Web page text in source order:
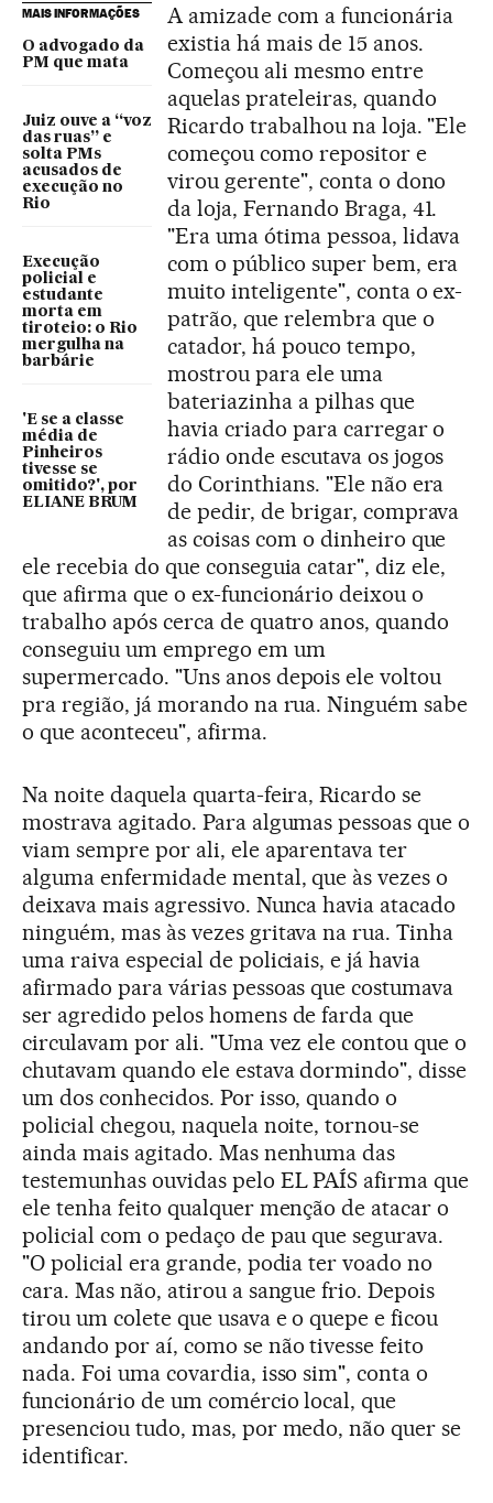
MAIS INFORMAÇÕES
O advogado da
PM que mata
Juiz ouve a “voz
das ruas” e
solta PMs
acusados de
execução no
Rio
Execução
policial e
estudante
morta em
tiroteio: o Rio
mergulha na
barbárie
'E se a classe
média de
Pinheiros
tivesse se
omitido?', por
ELIANE BRUM
A amizade com a funcionária
existia há mais de 15 anos.
Começou ali mesmo entre
aquelas prateleiras, quando
Ricardo trabalhou na loja. "Ele
começou como repositor e
virou gerente", conta o dono
da loja, Fernando Braga, 41.
"Era uma ótima pessoa, lidava
com o público super bem, era
muito inteligente", conta o ex-
patrão, que relembra que o
catador, há pouco tempo,
mostrou para ele uma
bateriazinha a pilhas que
havia criado para carregar o
rádio onde escutava os jogos
do Corinthians. "Ele não era
de pedir, de brigar, comprava
as coisas com o dinheiro que
ele recebia do que conseguia catar", diz ele,
que afirma que o ex-funcionário deixou o
trabalho após cerca de quatro anos, quando
conseguiu um emprego em um
supermercado. "Uns anos depois ele voltou
pra região, já morando na rua. Ninguém sabe
o que aconteceu", afirma.
Na noite daquela quarta-feira, Ricardo se
mostrava agitado. Para algumas pessoas que o
viam sempre por ali, ele aparentava ter
alguma enfermidade mental, que às vezes o
deixava mais agressivo. Nunca havia atacado
ninguém, mas às vezes gritava na rua. Tinha
uma raiva especial de policiais, e já havia
afirmado para várias pessoas que costumava
ser agredido pelos homens de farda que
circulavam por ali. "Uma vez ele contou que o
chutavam quando ele estava dormindo", disse
um dos conhecidos. Por isso, quando o
policial chegou, naquela noite, tornou-se
ainda mais agitado. Mas nenhuma das
testemunhas ouvidas pelo EL PAÍS afirma que
ele tenha feito qualquer menção de atacar o
policial com o pedaço de pau que segurava.
"O policial era grande, podia ter voado no
cara. Mas não, atirou a sangue frio. Depois
tirou um colete que usava e o quepe e ficou
andando por aí, como se não tivesse feito
nada. Foi uma covardia, isso sim", conta o
funcionário de um comércio local, que
presenciou tudo, mas, por medo, não quer se
identificar.